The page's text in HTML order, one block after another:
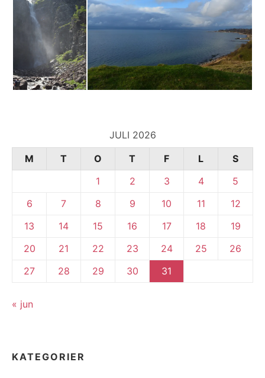
JULI 2026
M
T O T F L
S
1
2 3 4
5
6
7 8 9 10 11
12
13
14 15 16 17 18
19
20
21 22 23 24 25
26
27
28 29 30 31
« jun
KATEGORIER